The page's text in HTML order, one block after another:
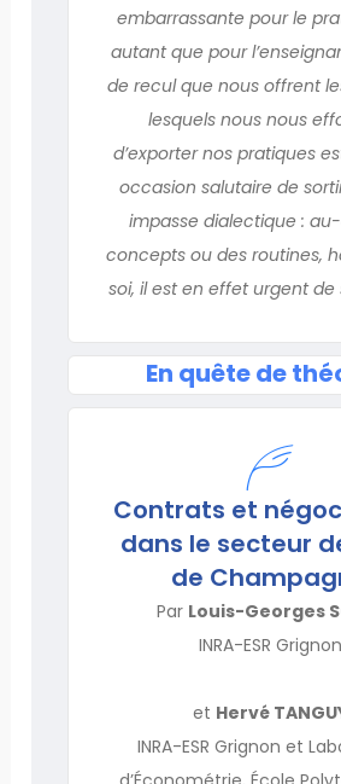
embarrassante pour le
autant que pour
de recul que nous offrent
lesquels nous nous
d’exporter nos pratiques
occasion salutaire de
impasse dialectique :
concepts ou des routines,
soi, il est en effet urgent de
En quête de
Contrats et
dans le secteur
de
Par Louis-Georges
INRA-ESR Grignon
et Hervé
INRA-ESR Grignon et